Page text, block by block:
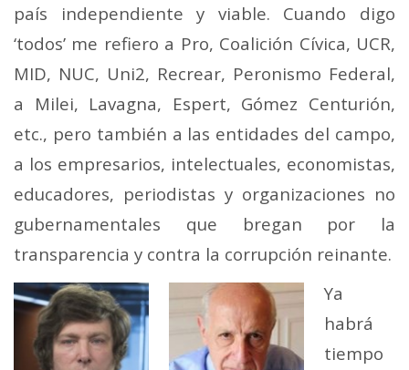
país independiente y viable. Cuando digo
‘todos’ me refiero a Pro, Coalición Cívica, UCR,
MID, NUC, Uni2, Recrear, Peronismo Federal,
a Milei, Lavagna, Espert, Gómez Centurión,
etc., pero también a las entidades del campo,
a los empresarios, intelectuales, economistas,
educadores, periodistas y organizaciones no
gubernamentales que bregan por la
transparencia y contra la corrupción reinante.
Ya
habrá
tiempo